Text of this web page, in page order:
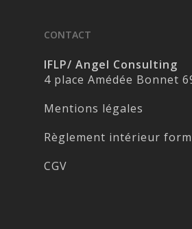
CONTACT
IFLP/ Angel Consulting
4 place Amédée Bonnet
Mentions légales
Règlement intérieur
CGV